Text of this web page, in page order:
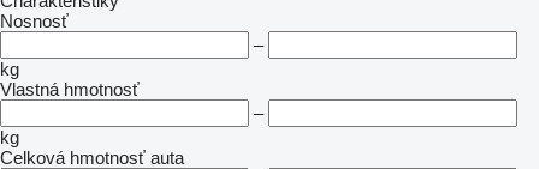
Nosnosť
–
kg
Vlastná hmotnosť
–
kg
Celková hmotnosť auta